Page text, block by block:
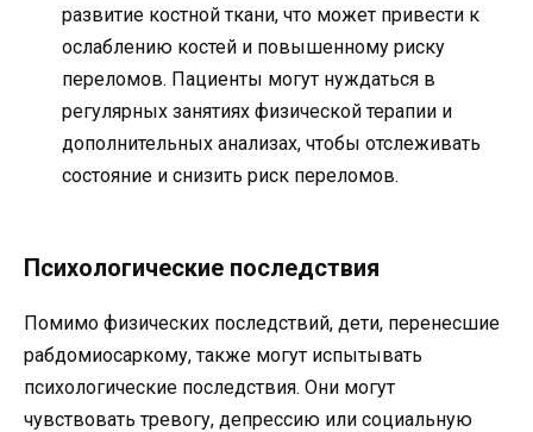
развитие костной ткани, что может привести к
ослаблению костей и повышенному риску
переломов. Пациенты могут нуждаться в
регулярных занятиях физической терапии и
дополнительных анализах, чтобы отслеживать
состояние и снизить риск переломов.
Психологические последствия
Помимо физических последствий, дети, перенесшие
рабдомиосаркому, также могут испытывать
психологические последствия. Они могут
чувствовать тревогу, депрессию или социальную